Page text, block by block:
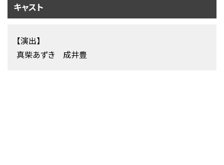
キャスト
【演出】
真柴あずき 成井豊